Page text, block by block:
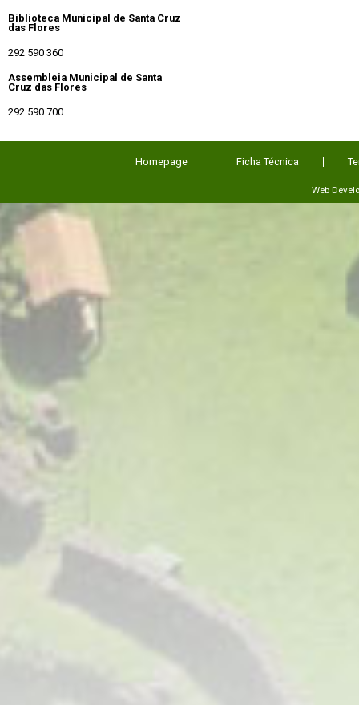
Biblioteca Municipal de Santa Cruz
das Flores
292 590 360
Assembleia Municipal de Santa
Cruz das Flores
292 590 700
Homepage Ficha Técnica
Web